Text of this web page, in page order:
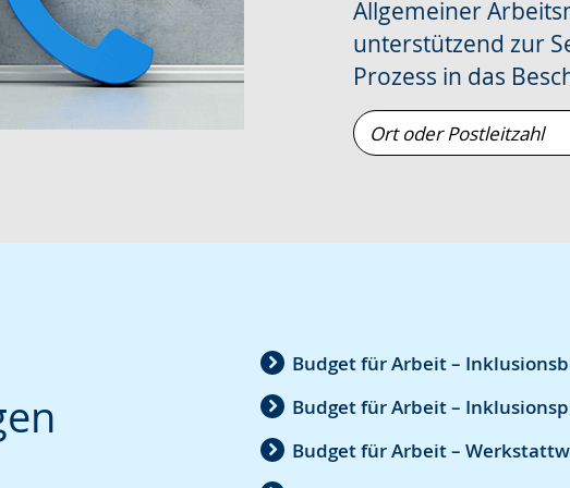
wird
angezeigt.
Allgemeiner
unterstützend zur
Prozess in das
Ort
oder
Budget für Arbeit –
Budget für Arbeit –
Budget für Arbeit –